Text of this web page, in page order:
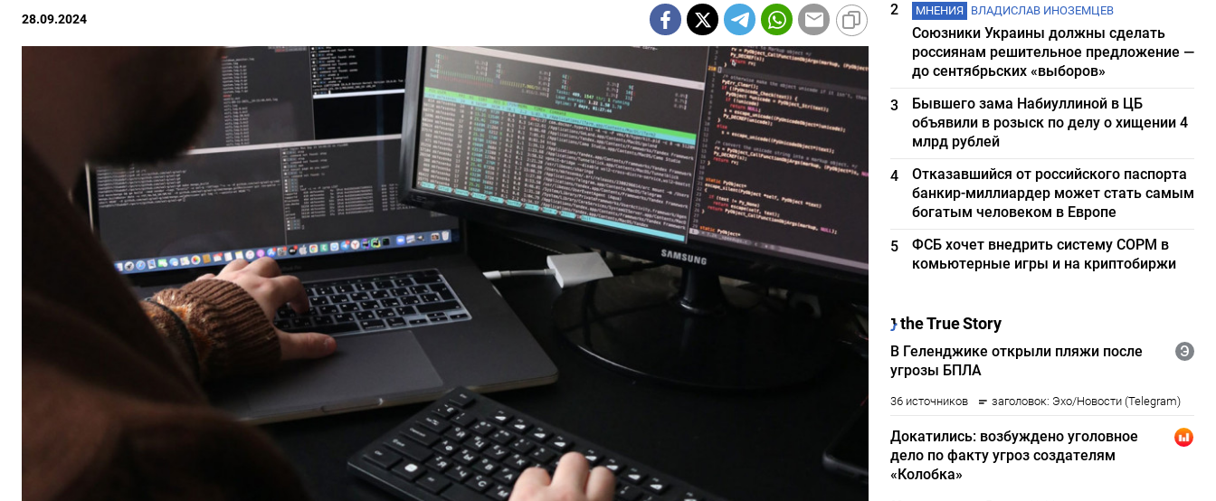
28.09.2024
2
МНЕНИЯ ВЛАДИСЛАВ ИНОЗЕМЦЕВ
Союзники Украины должны сделать
россиянам решительное предложение —
до сентябрьских «выборов»
3
Бывшего зама Набиуллиной в ЦБ
объявили в розыск по делу о хищении 4
млрд рублей
4
Отказавшийся от российского паспорта
банкир-миллиардер может стать самым
богатым человеком в Европе
5
ФСБ хочет внедрить систему СОРМ в
комьютерные игры и на криптобиржи